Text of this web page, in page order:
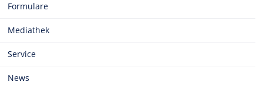
Formulare
Mediathek
Service
News